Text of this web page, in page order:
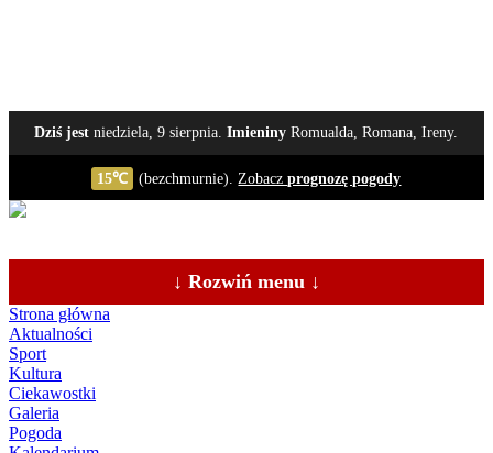
Dziś jest niedziela, 9 sierpnia.Imieniny Romualda, Romana, Ireny.
15℃ (bezchmurnie).Zobaczprognozę pogody
↓ Rozwiń menu ↓
Strona główna
Aktualności
Sport
Kultura
Ciekawostki
Galeria
Pogoda